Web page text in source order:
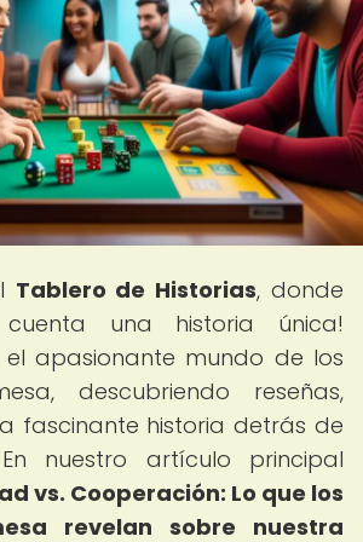
Tablero de Historias, donde
una historia única!
el apasionante mundo de los
descubriendo reseñas,
fascinante historia detrás de
nuestro artículo principal
vs. Cooperación: Lo que los
revelan sobre nuestra